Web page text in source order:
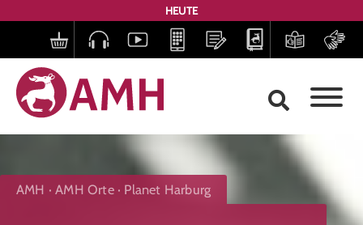
HEUTE
AMH AMH Orte Planet Harburg